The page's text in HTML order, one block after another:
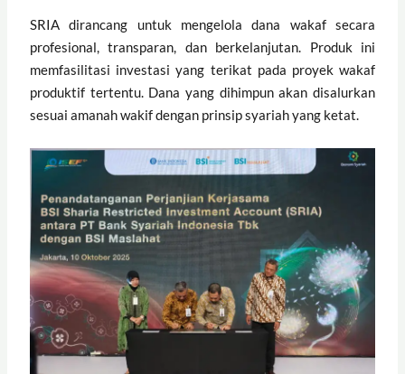
SRIA dirancang untuk mengelola dana wakaf secara
profesional, transparan, dan berkelanjutan. Produk ini
memfasilitasi investasi yang terikat pada proyek wakaf
produktif tertentu. Dana yang dihimpun akan disalurkan
sesuai amanah wakif dengan prinsip syariah yang ketat.